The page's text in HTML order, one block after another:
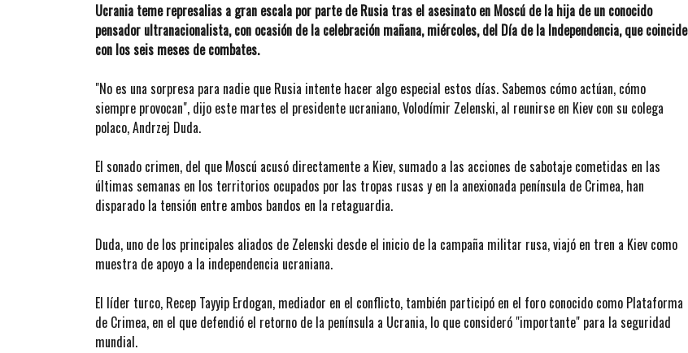
Ucrania teme represalias a gran escala por parte de Rusia tras el asesinato en Moscú de la hija de un conocido
pensador ultranacionalista, con ocasión de la celebración mañana, miércoles, del Día de la Independencia, que coincide
con los seis meses de combates.
"No es una sorpresa para nadie que Rusia intente hacer algo especial estos días. Sabemos cómo actúan, cómo
siempre provocan", dijo este martes el presidente ucraniano, Volodímir Zelenski, al reunirse en Kiev con su colega
polaco, Andrzej Duda.
El sonado crimen, del que Moscú acusó directamente a Kiev, sumado a las acciones de sabotaje cometidas en las
últimas semanas en los territorios ocupados por las tropas rusas y en la anexionada península de Crimea, han
disparado la tensión entre ambos bandos en la retaguardia.
Duda, uno de los principales aliados de Zelenski desde el inicio de la campaña militar rusa, viajó en tren a Kiev como
muestra de apoyo a la independencia ucraniana.
El líder turco, Recep Tayyip Erdogan, mediador en el conflicto, también participó en el foro conocido como Plataforma
de Crimea, en el que defendió el retorno de la península a Ucrania, lo que consideró "importante" para la seguridad
mundial.